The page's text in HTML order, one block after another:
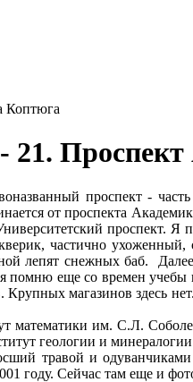
Коптюга
21.
проспект -
от проспекта
проспект.
частично ухоженный,
лепят снежных баб.
помню еще со времен
Крупных магазинов здесь
математики им. С.Л.
геологии и
травой и
году. Сейчас там еще и